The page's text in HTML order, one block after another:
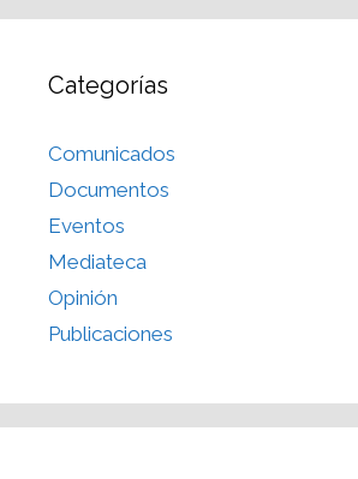
Categorías
Comunicados
Documentos
Eventos
Mediateca
Opinión
Publicaciones